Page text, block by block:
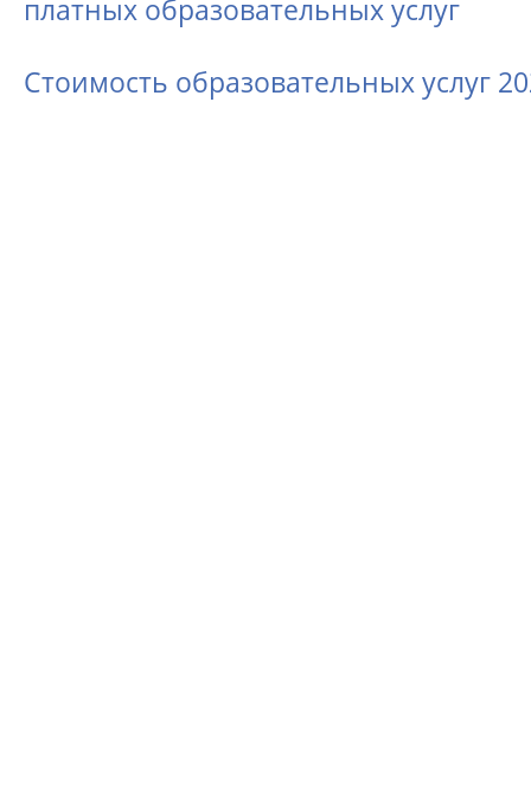
платных образовательных услуг
Стоимость образовательных услуг